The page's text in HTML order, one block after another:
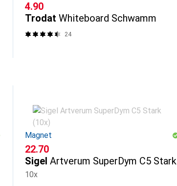
CHF
4.90
Trodat Whiteboard Schwamm
24
Magnet
CHF
22.70
Sigel Artverum SuperDym C5 Stark
10x